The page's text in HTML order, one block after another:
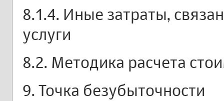
8.1.4. Иные затраты,
услуги
8.2. Методика расчета
9. Точка безубыточности